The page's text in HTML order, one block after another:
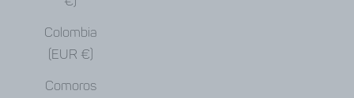
Colombia
(EUR €)
Comoros